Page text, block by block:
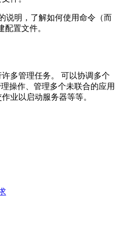
说明，了解如何使用命令（而
配置文件。
多管理任务。 可以协调多个
理操作、管理多个未联合的应用
业以启动服务器等等。